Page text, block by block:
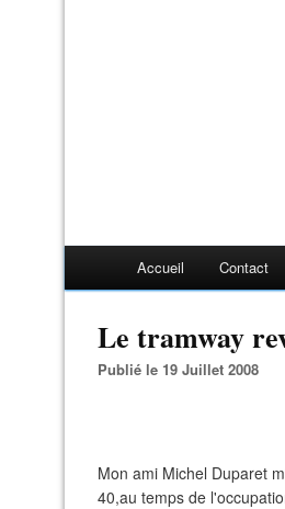
Accueil Contact
Le tramway
Publié le 19 Juillet 2008
Mon ami Michel Duparet
40,au temps de